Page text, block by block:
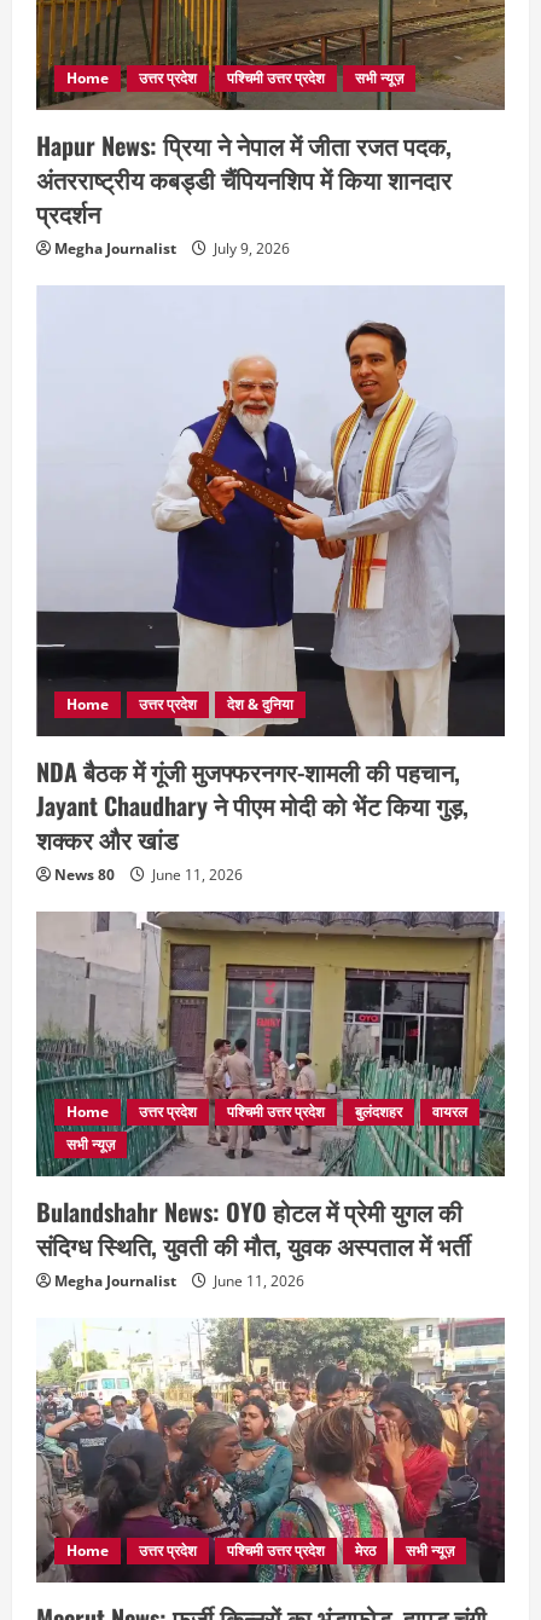
Home उत्तर प्रदेश पश्चिमी उत्तर प्रदेश सभी न्यूज़
Hapur News: प्रिया ने नेपाल में जीता रजत पदक,
अंतरराष्ट्रीय कबड्डी चैंपियनशिप में किया शानदार
प्रदर्शन
Megha Journalist July 9, 2026
Home उत्तर प्रदेश देश & दुनिया
NDA बैठक में गूंजी मुजफ्फरनगर-शामली की पहचान,
Jayant Chaudhary ने पीएम मोदी को भेंट किया गुड़,
शक्कर और खांड
News 80 June 11, 2026
Home उत्तर प्रदेश पश्चिमी उत्तर प्रदेश बुलंदशहर
वायरल
सभी न्यूज़
Bulandshahr News: OYO होटल में प्रेमी युगल की
संदिग्ध स्थिति, युवती की मौत, युवक अस्पताल में भर्ती
Megha Journalist June 11, 2026
Home उत्तर प्रदेश पश्चिमी उत्तर प्रदेश मेरठ सभी न्यूज़